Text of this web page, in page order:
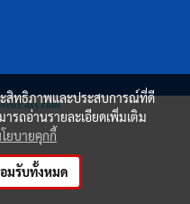
ะสิทธิภาพและประสบการณ์ที่ดี
รถอ่านรายละเอียดเพิ่มเติม
ยบายคุกกี้
มรับทั้งหมด